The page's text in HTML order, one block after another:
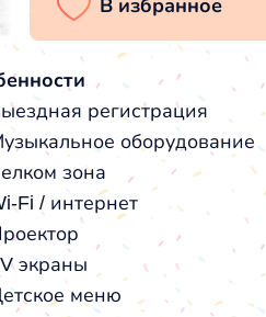
регистрация
оборудование
зона
Fi / интернет
экраны
меню